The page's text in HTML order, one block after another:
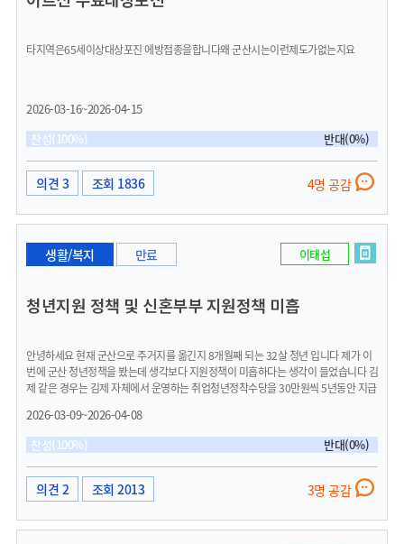
고 본인이 적극적으로 돌아다니며 싸인을 받지도 않습니다 이런 폐해는 통장을 한번
민들이있는지 적극적으로 돕고 살피는 분들만 한번이라도 더 연임할수있게 해주시고
간곡히 부탁드립니다 작은 시민의 목소리에도 귀기울여주시는 시장님께 감사드립니
다
타지역은65세이상대상포진 에방접종을합니다왜 군산시는이런제도가없는지요
2026-03-16~2026-04-15
찬성(100%)
반대(0%)
의견 3 조회 1836 4명 공감
생활/복지 만료 이태섭
청년지원 정책 및 신혼부부 지원정책 미흡
안녕하세요 현재 군산으로 주거지를 옮긴지 8개월째 되는 32살 청년 입니다 제가 이
번에 군산 청년정책을 봤는데 생각보다 지원정책이 미흡하다는 생각이 들었습니다 김
제 같은 경우는 김제 자체에서 운영하는 취업청년정착수당을 30만원씩 5년동안 지급
책도 있습니다 이렇게 보면 군산 자체에서 청년들에게 수당을 지급하는 정책이 미흡
하다고 보여집니다 그리고 신혼부부 정책의 경우 김제 같은 경우는 결혼축하금을 총
1000만원까지 지급하며 진안군은 결혼장려금으로 총 500만원까지 지급하는 정책이
있습니다 이런 정책들이 청년들에게, 그리고 결혼을 준비하고 있는 신혼부부들에게
정말 힘이 되고 도움이 많이 될 것으로 예상 됩니다 청년들이 군산으로 오고 싶은 정책
을 많이 시행해주신다면 앞으로 군산을 떠나는 청년도 적을뿐더러 유입되는 청년들도
많이 있을거라고 예상합니다 한번 심사숙고 해주셔서 검토 해주시길 간곡히 부탁드립
니다
2026-03-09~2026-04-08
찬성(100%)
반대(0%)
의견 2 조회 2013 3명 공감